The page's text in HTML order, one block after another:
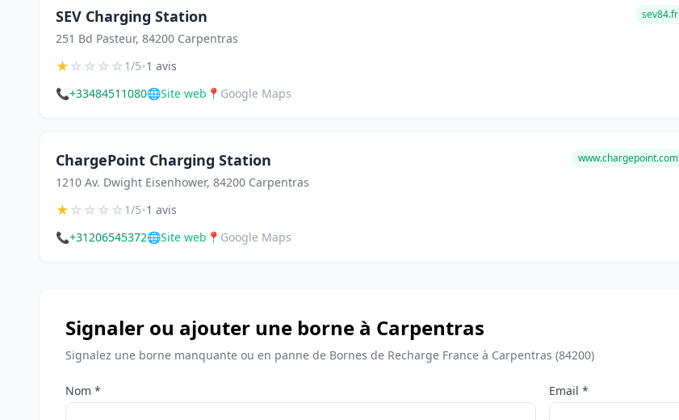
SEV Charging Station
251 Bd Pasteur, 84200 Carpentras
sev84.fr
★☆☆☆☆1/5•1 avis
📞+33484511080🌐Site web 📍 Google Maps
ChargePoint Charging Station
1210 Av. Dwight Eisenhower, 84200 Carpentras
www.chargepoint.com
★☆☆☆☆1/5•1 avis
📞+31206545372🌐Site web 📍 Google Maps
Signaler ou ajouter une borne à Carpentras
Signalez une borne manquante ou en panne de Bornes de Recharge France à Carpentras (84200)
Nom * Email *